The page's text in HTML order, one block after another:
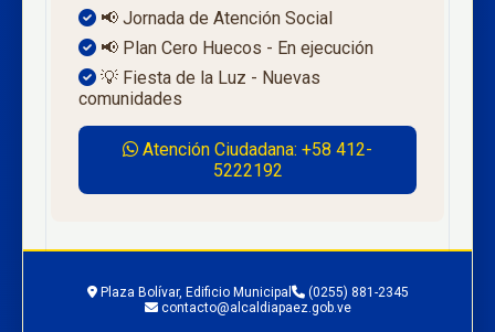
📢 Jornada de Atención Social
📢 Plan Cero Huecos - En ejecución
💡 Fiesta de la Luz - Nuevas
comunidades
Atención Ciudadana: +58 412-
5222192
Plaza Bolívar, Edificio Municipal
(0255) 881-2345
contacto@alcaldiapaez.gob.ve